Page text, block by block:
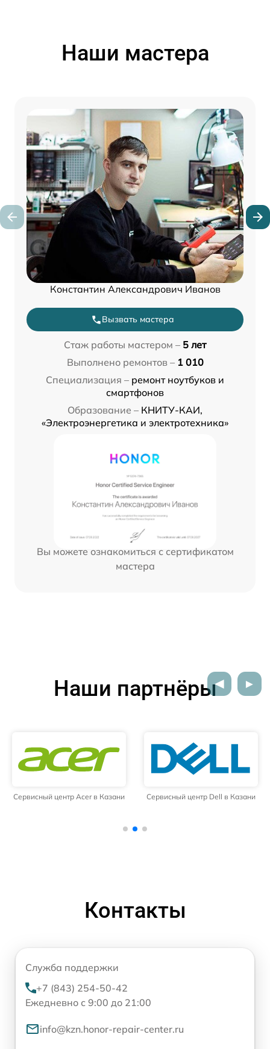
Наши мастера
Константин Александрович Иванов
Вызвать мастера
Стаж работы мастером – 5 лет
Выполнено ремонтов – 1 010
Специализация – ремонт ноутбуков и
смартфонов
Образование – КНИТУ-КАИ,
«Электроэнергетика и электротехника»
Вы можете ознакомиться с сертификатом
мастера
Наши партнёры
Сервисный центр Acer в Казани Сервисный центр Dell в Казани
Контакты
Служба поддержки
+7 (843) 254-50-42
Ежедневно с 9:00 до 21:00
info@kzn.honor-repair-center.ru